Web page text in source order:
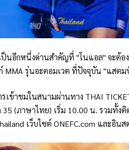
นอีกหนึ่งด่านสำคัญที่ "โนแอล" จะต้อง
MMA รุ่นอะตอมเวต ที่ปัจจุบัน "แสต
ข้าชมในสนามผ่านทาง THAI
35 (ภาษาไทย) เริ่ม 10.00 น. รวมทั้ง
เว็บไซต์ ONEFC.com และอินส